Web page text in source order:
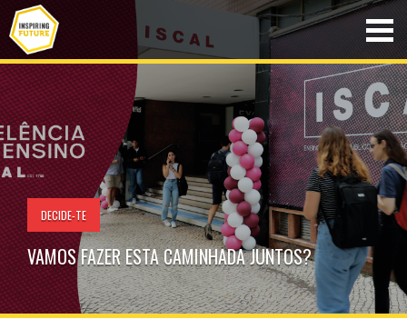
DECIDE-TE
VAMOS FAZER ESTA CAMINHADA JUNTOS?